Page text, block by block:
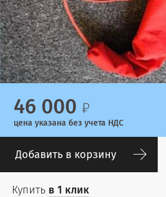
46 000
цена указана без учета НДС
Добавить в корзину
Купить в 1 клик